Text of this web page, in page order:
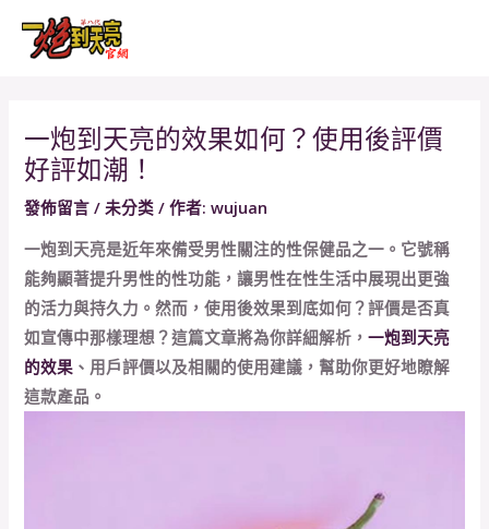
一炮到天亮的效果如何？使用後評價
好評如潮！
發佈留言 /未分类 / 作者:wujuan
一炮到天亮是近年來備受男性關注的性保健品之一。它號稱
能夠顯著提升男性的性功能，讓男性在性生活中展現出更強
的活力與持久力。然而，使用後效果到底如何？評價是否真
如宣傳中那樣理想？這篇文章將為你詳細解析，一炮到天亮
的效果 、用戶評價以及相關的使用建議，幫助你更好地瞭解
這款產品。
navigation